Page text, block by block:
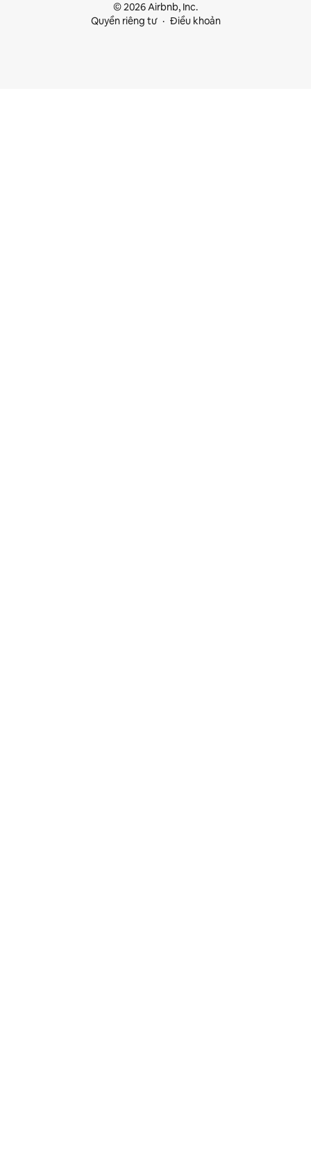
© 2026 Airbnb, Inc.
Quyền riêng tư
Điều khoản